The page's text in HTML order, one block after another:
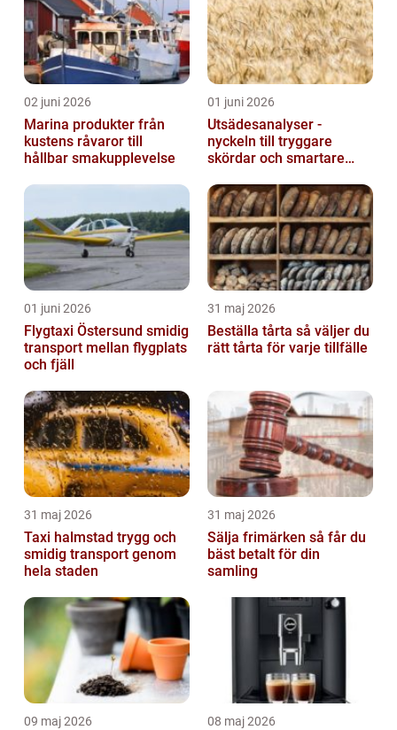
02 juni 2026
Marina produkter från
kustens råvaror till
hållbar smakupplevelse
01 juni 2026
Utsädesanalyser -
nyckeln till tryggare
skördar och smartare
01 juni 2026
Flygtaxi Östersund smidig
transport mellan flygplats
och fjäll
31 maj 2026
Beställa tårta så väljer du
rätt tårta för varje tillfälle
31 maj 2026
Taxi halmstad trygg och
smidig transport genom
hela staden
31 maj 2026
Sälja frimärken så får du
bäst betalt för din
samling
09 maj 2026 08 maj 2026